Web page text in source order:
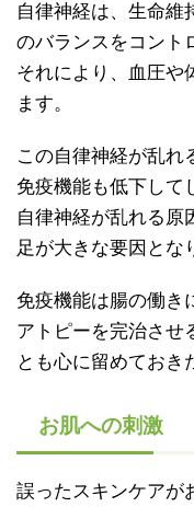
自律神経は、生命維
のバランスをコント
それにより、血圧や
ます。
この自律神経が乱れ
免疫機能も低下して
自律神経が乱れる原
足が大きな要因とな
免疫機能は腸の働き
アトピーを完治させ
とも心に留めておき
お肌への刺激
誤ったスキンケアが